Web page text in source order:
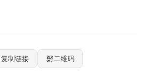
复制链接 二维码